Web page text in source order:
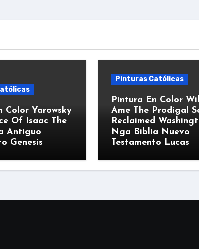
Color Yarowsky
Of Isaac The
Antiguo
Genesis
Pinturas Católicas
Pintura En Color
Ame The Prodigal
Reclaimed
Nga Biblia Nuevo
Testamento Lucas